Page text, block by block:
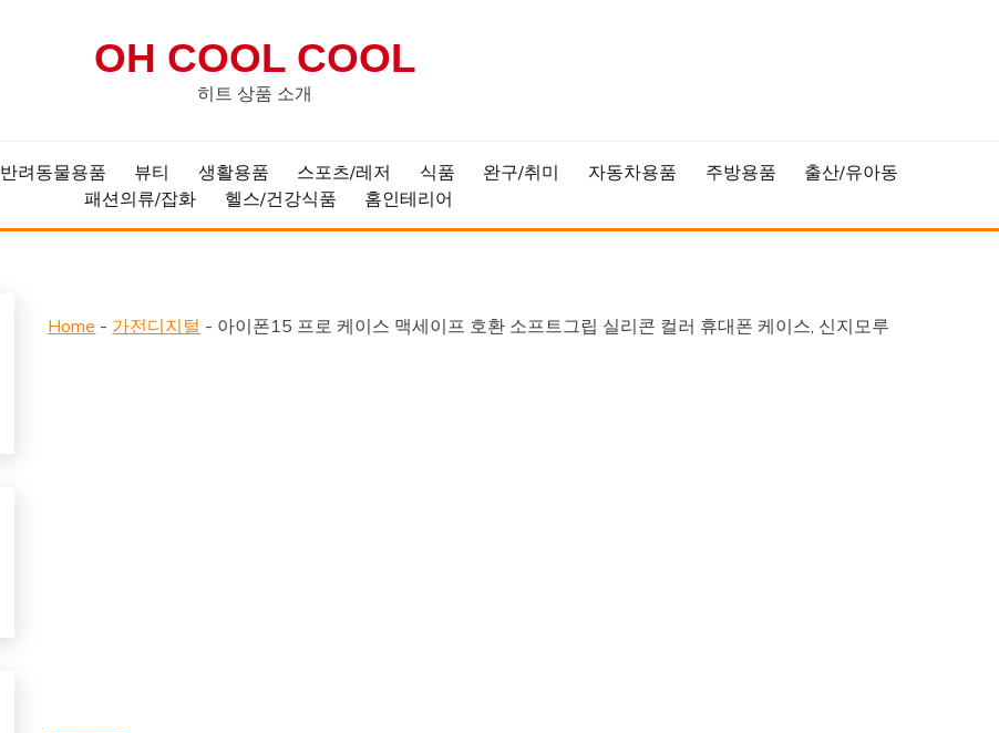
OH COOL COOL
히트 상품 소개
반려동물용품 뷰티 생활용품 스포츠/레저 식품 완구/취미 자동차용품 주방용품
출산/유아동
패션의류/잡화
헬스/건강식품 홈인테리어
Home - 가전디지털 - 아이폰15 프로 케이스 맥세이프 호환 소프트그립 실리콘 컬러 휴대폰 케이스, 신지모루